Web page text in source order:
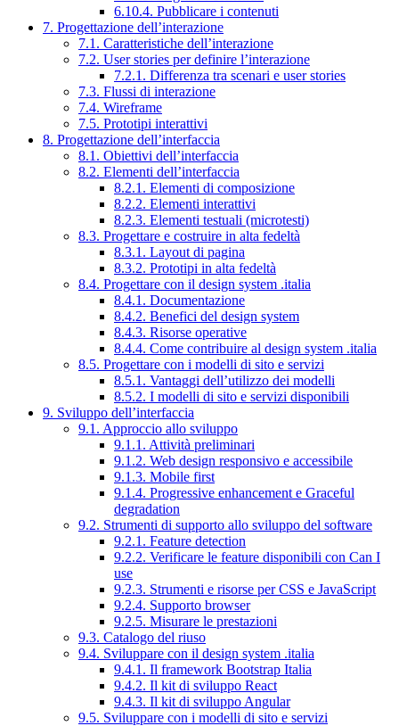
6.10.4. Pubblicare i contenuti
7. Progettazione dell’interazione
7.1. Caratteristiche dell’interazione
7.2. User stories per definire l’interazione
7.2.1. Differenza tra scenari e user stories
7.3. Flussi di interazione
7.4. Wireframe
7.5. Prototipi interattivi
8. Progettazione dell’interfaccia
8.1. Obiettivi dell’interfaccia
8.2. Elementi dell’interfaccia
8.2.1. Elementi di composizione
8.2.2. Elementi interattivi
8.2.3. Elementi testuali (microtesti)
8.3. Progettare e costruire in alta fedeltà
8.3.1. Layout di pagina
8.3.2. Prototipi in alta fedeltà
8.4. Progettare con il design system .italia
8.4.1. Documentazione
8.4.2. Benefici del design system
8.4.3. Risorse operative
8.4.4. Come contribuire al design system .italia
8.5. Progettare con i modelli di sito e servizi
8.5.1. Vantaggi dell’utilizzo dei modelli
8.5.2. I modelli di sito e servizi disponibili
9. Sviluppo dell’interfaccia
9.1. Approccio allo sviluppo
9.1.1. Attività preliminari
9.1.2. Web design responsivo e accessibile
9.1.3. Mobile first
9.1.4. Progressive enhancement e Graceful
degradation
9.2. Strumenti di supporto allo sviluppo del software
9.2.1. Feature detection
9.2.2. Verificare le feature disponibili con Can I
use
9.2.3. Strumenti e risorse per CSS e JavaScript
9.2.4. Supporto browser
9.2.5. Misurare le prestazioni
9.3. Catalogo del riuso
9.4. Sviluppare con il design system .italia
9.4.1. Il framework Bootstrap Italia
9.4.2. Il kit di sviluppo React
9.4.3. Il kit di sviluppo Angular
9.5. Sviluppare con i modelli di sito e servizi